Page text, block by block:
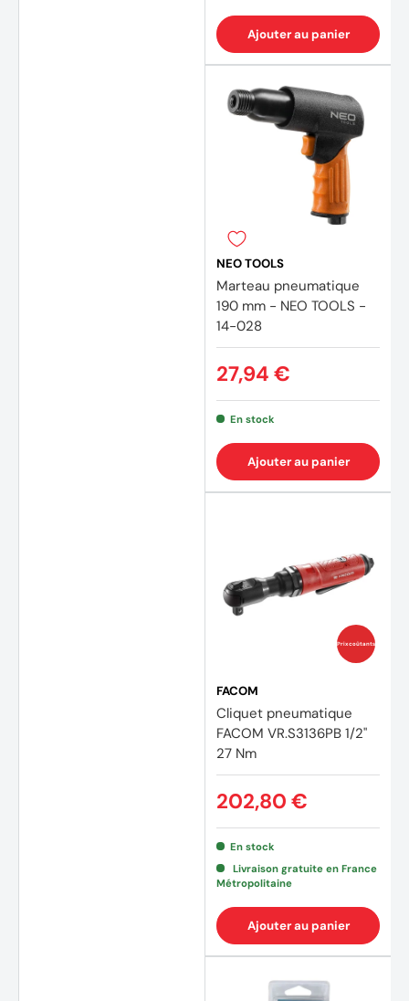
Ajouter au panier
NEO TOOLS
Marteau pneumatique
190 mm - NEO TOOLS -
14-028
27,94 €
En stock
Ajouter au panier
Prix coûtants
FACOM
Cliquet pneumatique
FACOM VR.S3136PB 1/2"
27 Nm
202,80 €
En stock
Livraison gratuite en France
Métropolitaine
Ajouter au panier